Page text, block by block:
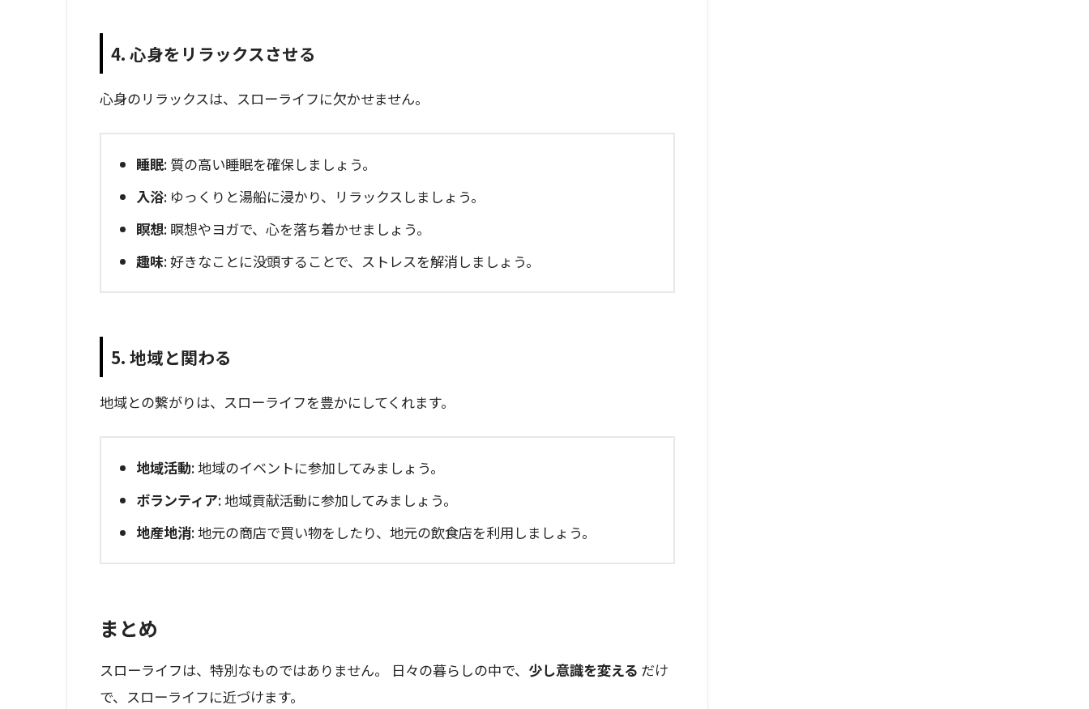
4. 心身をリラックスさせる
心身のリラックスは、スローライフに欠かせません。
睡眠: 質の高い睡眠を確保しましょう。
入浴: ゆっくりと湯船に浸かり、リラックスしましょう。
瞑想: 瞑想やヨガで、心を落ち着かせましょう。
趣味: 好きなことに没頭することで、ストレスを解消しましょう。
5. 地域と関わる
地域との繋がりは、スローライフを豊かにしてくれます。
地域活動: 地域のイベントに参加してみましょう。
ボランティア: 地域貢献活動に参加してみましょう。
地産地消: 地元の商店で買い物をしたり、地元の飲食店を利用しましょう。
まとめ
スローライフは、特別なものではありません。 日々の暮らしの中で、 少し意識を変える だけ
で、スローライフに近づけます。